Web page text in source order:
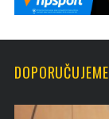
DOPORUČUJEME